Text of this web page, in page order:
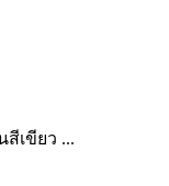
เขียว ...